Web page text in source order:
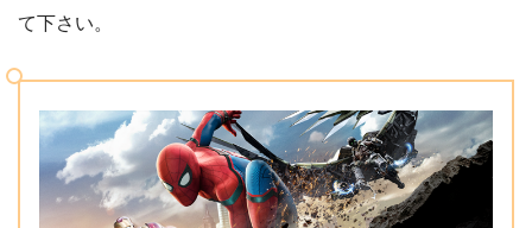
て下さい。